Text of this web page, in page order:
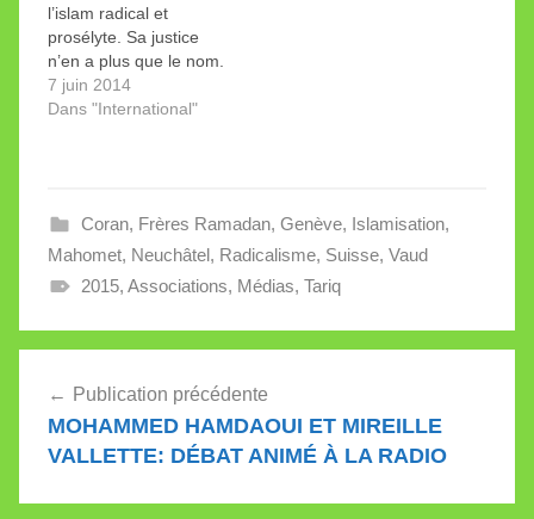
l’islam radical et
prosélyte. Sa justice
n’en a plus que le nom.
Les lanceurs d’alerte se
retrouvent au tribunal
7 juin 2014
Dans "International"
Coran, Frères Ramadan, Genève, Islamisation,
Mahomet, Neuchâtel, Radicalisme, Suisse, Vaud
2015, Associations, Médias, Tariq
de
l’article
Publication précédente
MOHAMMED HAMDAOUI ET MIREILLE
VALLETTE: DÉBAT ANIMÉ À LA RADIO